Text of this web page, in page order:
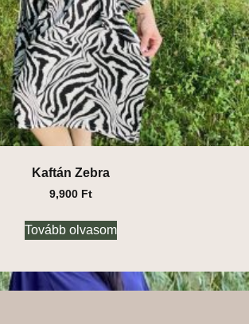
Kaftán Zebra
9,900 Ft
Tovább olvasom